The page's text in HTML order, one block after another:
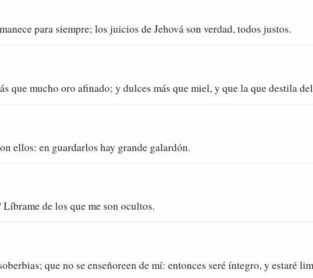
para siempre; los juicios de Jehová son verdad, todos justos.
que mucho oro afinado; y dulces más que miel, y que la que destila
ellos: en guardarlos hay grande galardón.
de los que me son ocultos.
que no se enseñoreen de mí: entonces seré íntegro, y estaré